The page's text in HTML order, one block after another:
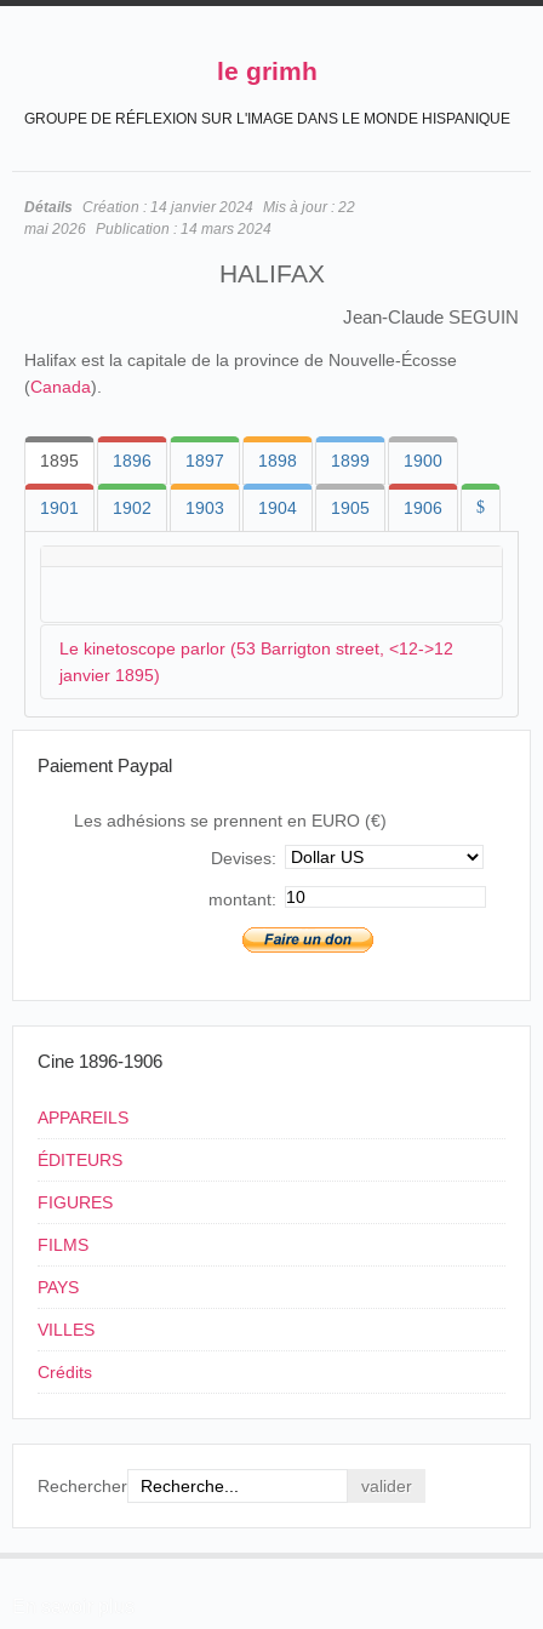
le grimh
GROUPE DE RÉFLEXION SUR L'IMAGE DANS LE MONDE HISPANIQUE
Détails Création : 14 janvier 2024 Mis à jour : 22
mai 2026 Publication : 14 mars 2024
HALIFAX
Jean-Claude SEGUIN
Halifax est la capitale de la province de Nouvelle-Écosse
(Canada).
1895 1896 1897 1898 1899 1900
1901 1902 1903 1904 1905 1906 $
Le kinetoscope parlor (53 Barrigton street, <12->12
janvier 1895)
.
Un kinetoscope parlor ouvre ses portes sur Barrigton
Edison's Kinetoscope
Thousands of ladies and gentlemen have already
visited the cosy Kinetoscope Parlor, Nº 53
Barrington street, to view the exhibition of this
wonderful machine. It is the talk of the town.
53 Barrington street, two doors south of
The Evening Mail
Paiement Paypal
Les adhésions se prennent en EURO (€)
Devises:
montant:
Cine 1896-1906
APPAREILS
ÉDITEURS
FIGURES
FILMS
PAYS
VILLES
Crédits
Rechercher